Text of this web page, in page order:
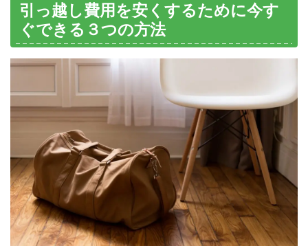
引っ越し費用を安くするために今す
ぐできる３つの方法